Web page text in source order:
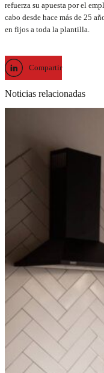
refuerza su apuesta por el
cabo desde hace más de 25
en fijos a toda la plantilla.
Compartir
Noticias relacionadas